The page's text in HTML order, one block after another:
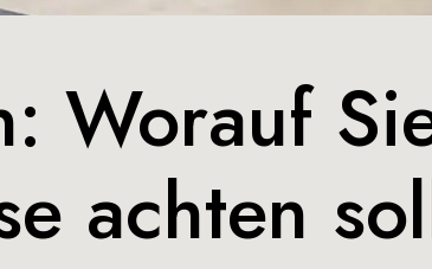
Worauf
achten